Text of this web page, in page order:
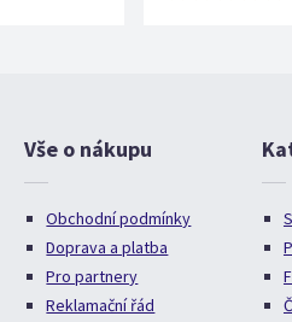
Vše o nákupu
Obchodní podmínky
Doprava a platba
Pro partnery
Reklamační řád